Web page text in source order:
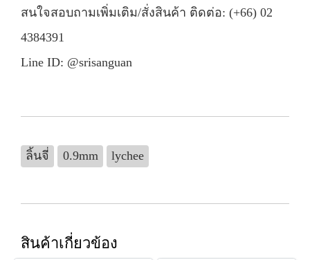
สนใจสอบถามเพิ่มเติม/สั่งสินค้า ติดต่อ: (+66) 02
4384391
Line ID: @srisanguan
ลิ้นจี่ 0.9mm lychee
สินค้าเกี่ยวข้อง